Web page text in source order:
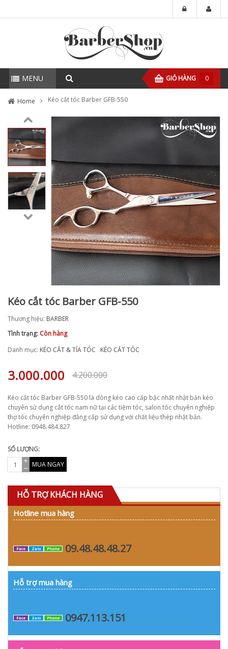
MENU GIỎ HÀNG 0
Home Kéo cắt tóc Barber GFB-550
Kéo cắt tóc Barber GFB-550
Thương hiệu: BARBER
Tình trạng: Còn hàng
Danh mục: KÉO CẮT & TỈA TÓC KÉO CẮT TÓC
4.200.000
3.000.000
Kéo cắt tóc Barber GFB-550 là dòng kéo cao cấp bậc nhất nhật bản kéo
chuyên sử dụng cắt tóc nam nữ tại các tiệm tóc, salon tóc chuyên nghiệp
thợ tóc chuyên nghiệp đẳng cấp sử dụng với chất liệu thép nhật bản.
Hotline: 0948.484.827
SỐ LƯỢNG:
MUA NGAY
HỖ TRỢ KHÁCH HÀNG
Hotline mua hàng
Face Zalo Phone 09.48.48.48.27
Hỗ trợ mua hàng
Face Zalo Phone 0947.113.151